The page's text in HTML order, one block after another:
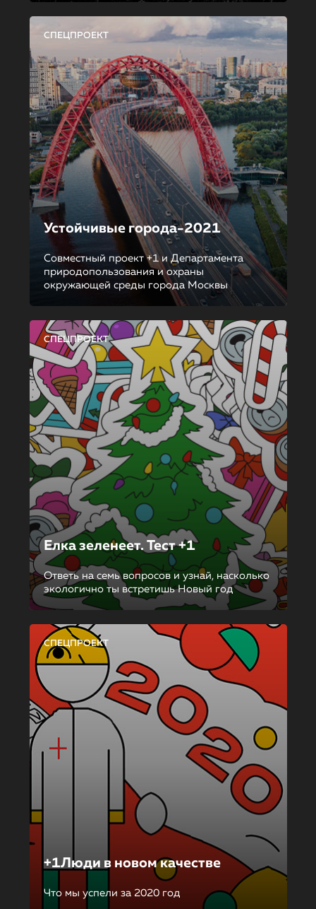
СПЕЦПРОЕКТ
Устойчивые города-2021
Совместный проект +1 и Департамента
природопользования и охраны
окружающей среды города Москвы
СПЕЦПРОЕКТ
Елка зеленеет. Тест +1
Ответь на семь вопросов и узнай, насколько
экологично ты встретишь Новый год
СПЕЦПРОЕКТ
+1Люди в новом качестве
Что мы успели за 2020 год